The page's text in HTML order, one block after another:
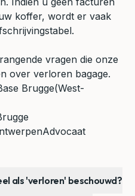
koffer, wordt er vaak
vragen die onze
over verloren bagage.
Brugge(West-
Advocaat
als 'verloren' beschouwd?